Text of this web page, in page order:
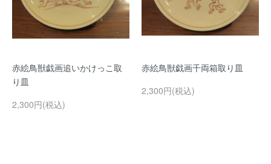
赤絵鳥獣戯画追いかけっこ取
り皿
2,300円(税込)
赤絵鳥獣戯画千両箱取り皿
2,300円(税込)